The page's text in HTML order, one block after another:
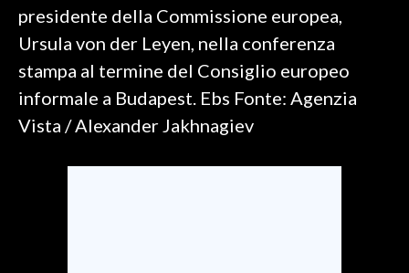
#CARAUNIONE
presidente della Commissione europea,
Ursula von der Leyen, nella conferenza
stampa al termine del Consiglio europeo
informale a Budapest. Ebs Fonte: Agenzia
Vista / Alexander Jakhnagiev